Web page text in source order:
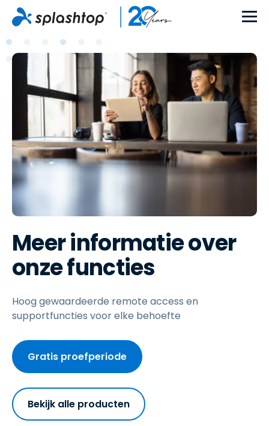
Meer informatie over
onze functies
Hoog gewaardeerde remote access en
supportfuncties voor elke behoefte
Gratis proefperiode
Bekijk alle producten